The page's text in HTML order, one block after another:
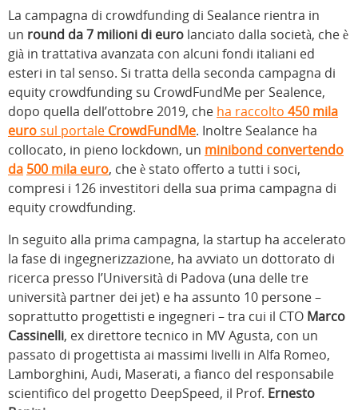
La campagna di crowdfunding di Sealance rientra in
un round da 7 milioni di euro lanciato dalla società, che è
già in trattativa avanzata con alcuni fondi italiani ed
esteri in tal senso. Si tratta della seconda campagna di
equity crowdfunding su CrowdFundMe per Sealence,
dopo quella dell’ottobre 2019, che ha raccolto 450 mila
eurosul portale CrowdFundMe. Inoltre Sealance ha
collocato, in pieno lockdown, un minibond convertendo
da 500 mila euro, che è stato offerto a tutti i soci,
compresi i 126 investitori della sua prima campagna di
equity crowdfunding.
In seguito alla prima campagna, la startup ha accelerato
la fase di ingegnerizzazione, ha avviato un dottorato di
ricerca presso l’Università di Padova (una delle tre
università partner dei jet) e ha assunto 10 persone –
soprattutto progettisti e ingegneri – tra cui il CTO Marco
Cassinelli, ex direttore tecnico in MV Agusta, con un
passato di progettista ai massimi livelli in Alfa Romeo,
Lamborghini, Audi, Maserati, a fianco del responsabile
scientifico del progetto DeepSpeed, il Prof. Ernesto